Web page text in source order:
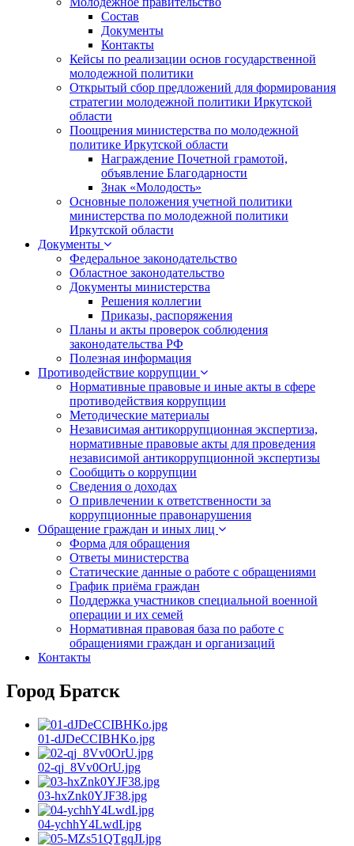
Состав
Документы
Контакты
Кейсы по реализации основ государственной
молодежной политики
Открытый сбор предложений для формирования
стратегии молодежной политики Иркутской
области
Поощрения министерства по молодежной
политике Иркутской области
Награждение Почетной грамотой,
объявление Благодарности
Знак «Молодость»
Основные положения учетной политики
министерства по молодежной политики
Иркутской области
Документы
Федеральное законодательство
Областное законодательство
Документы министерства
Решения коллегии
Приказы, распоряжения
Планы и акты проверок соблюдения
законодательства РФ
Полезная информация
Противодействие коррупции
Нормативные правовые и иные акты в сфере
противодействия коррупции
Методические материалы
Независимая антикоррупционная экспертиза,
нормативные правовые акты для проведения
независимой антикоррупционной экспертизы
Сообщить о коррупции
Сведения о доходах
О привлечении к ответственности за
коррупционные правонарушения
Обращение граждан и иных лиц
Форма для обращения
Ответы министерства
Статические данные о работе с обращениями
График приёма граждан
Поддержка участников специальной военной
операции и их семей
Нормативная правовая база по работе с
обращениями граждан и организаций
Контакты
Город Братск
01-dJDeCCIBHKo.jpg
02-qj_8Vv0OrU.jpg
03-hxZnk0YJF38.jpg
04-ychhY4LwdI.jpg